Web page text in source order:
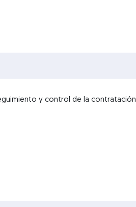
y control de la contratación